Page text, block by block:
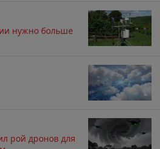
нужно больше
рой дронов для